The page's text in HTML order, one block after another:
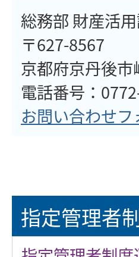
総務部 財産活
〒627-8567
京都府京丹後
電話番号：
お問い合わせフ
指定管理者